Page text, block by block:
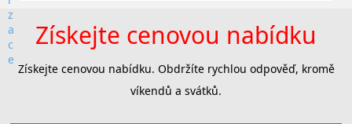
Získejte cenovou nabídku
Získejte cenovou nabídku. Obdržíte rychlou odpověď, kromě
víkendů a svátků.